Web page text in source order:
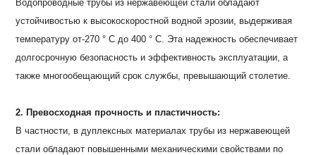
Водопроводные трубы из нержавеющей стали обладают
устойчивостью к высокоскоростной водной эрозии, выдерживая
температуру от-270 ° C до 400 ° C. Эта надежность обеспечивает
долгосрочную безопасность и эффективность эксплуатации, а
также многообещающий срок службы, превышающий столетие.
2. Превосходная прочность и пластичность:
В частности, в дуплексных материалах трубы из нержавеющей
стали обладают повышенными механическими свойствами по